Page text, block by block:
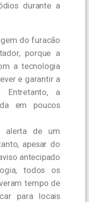
durante a
do furacão
porque a
a tecnologia
e garantir a
Entretanto, a
em poucos
alerta de um
apesar do
antecipado
todos os
tempo de
para locais